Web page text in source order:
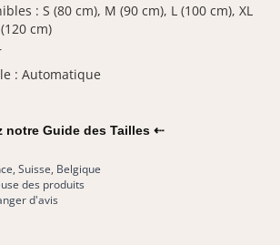
: S (80 cm), M (90 cm), L (100 cm), XL
cm)
: Automatique
notre Guide des Tailles ⇠
Suisse, Belgique
des produits
d'avis